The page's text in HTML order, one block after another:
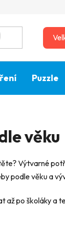
Puzzle
věku
Výtvarné
podle věku a
po školáky a